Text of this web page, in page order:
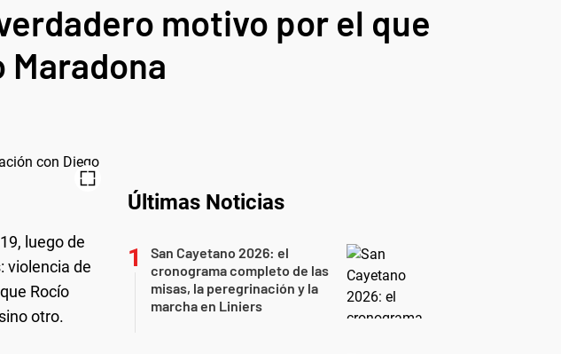
motivo por el que
luego de
violencia de
Rocío
otro.
Últimas Noticias
San Cayetano 2026: el
cronograma completo de las
misas, la peregrinación y la
marcha en Liniers